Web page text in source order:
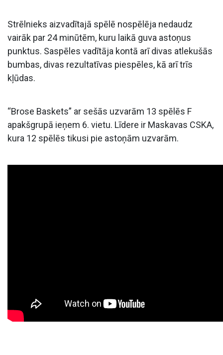
Strēlnieks aizvadītajā spēlē nospēlēja nedaudz
vairāk par 24 minūtēm, kuru laikā guva astoņus
punktus. Saspēles vadītāja kontā arī divas atlekušās
bumbas, divas rezultatīvas piespēles, kā arī trīs
kļūdas.
“Brose Baskets” ar sešās uzvarām 13 spēlēs F
apakšgrupā ieņem 6. vietu. Līdere ir Maskavas CSKA,
kura 12 spēlēs tikusi pie astoņām uzvarām.